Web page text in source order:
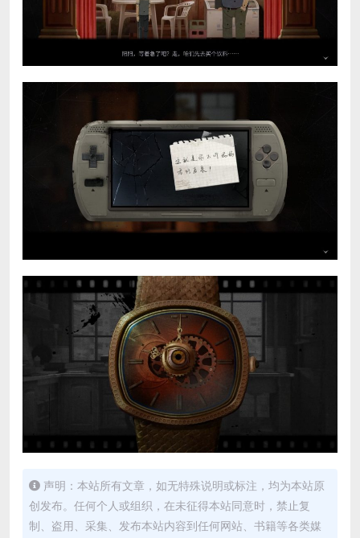
声明：本站所有文章，如无特殊说明或标注，均为本站原
创发布。任何个人或组织，在未征得本站同意时，禁止复
制、盗用、采集、发布本站内容到任何网站、书籍等各类媒